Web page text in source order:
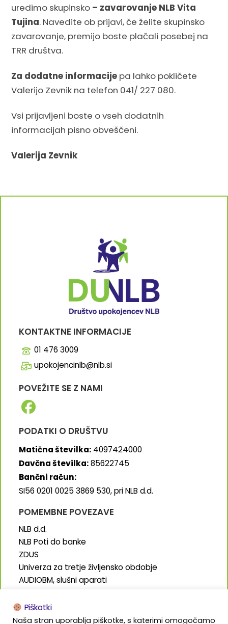
uredimo skupinsko – zavarovanje NLB Vita
Tujina. Navedite ob prijavi, če želite skupinsko
zavarovanje, premijo boste plačali posebej na
TRR društva.
Za dodatne informacije pa lahko pokličete
Valerijo Zevnik na telefon 041/ 227 080.
Vsi prijavljeni boste o vseh dodatnih
informacijah pisno obveščeni.
Valerija Zevnik
KONTAKTNE INFORMACIJE
01 476 3009
upokojencinlb@nlb.si
POVEŽITE SE Z NAMI
PODATKI O DRUŠTVU
Matična številka:4097424000
Davčna številka:85622745
Bančni račun:
SI56 0201 0025 3869 530, pri NLB d.d.
POMEMBNE POVEZAVE
NLB d.d.
NLB Poti do banke
ZDUS
Univerza za tretje življensko obdobje
AUDIOBM, slušni aparati
Piškotki
Naša stran uporablja piškotke, s katerimi omogočamo